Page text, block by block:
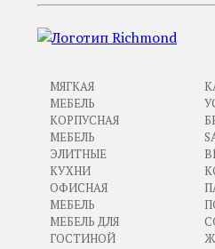
МЯГКАЯ
МЕБЕЛЬ
КОРПУСНАЯ
МЕБЕЛЬ
ЭЛИТНЫЕ
КУХНИ
ОФИСНАЯ
МЕБЕЛЬ
МЕБЕЛЬ ДЛЯ
ГОСТИНОЙ